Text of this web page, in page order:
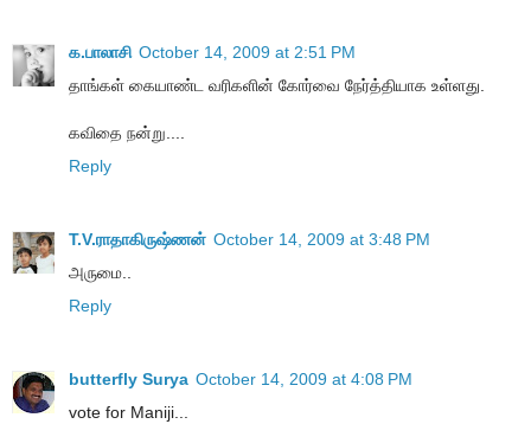
க.பாலாசி October 14, 2009 at 2:51 PM
தாங்கள் கையாண்ட வரிகளின் கோர்வை நேர்த்தியாக உள்ளது.
கவிதை நன்று....
Reply
T.V.ராதாகிருஷ்ணன் October 14, 2009 at 3:48 PM
அருமை..
Reply
butterfly Surya October 14, 2009 at 4:08 PM
vote for Maniji...